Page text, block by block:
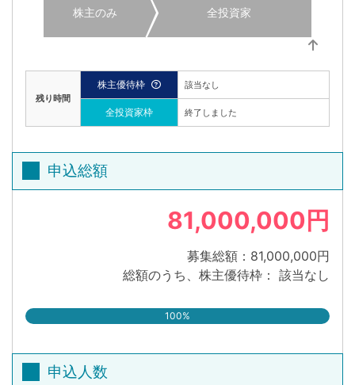
株主のみ 全投資家
残り時間
株主優待枠 該当なし
全投資家枠 終了しました
申込総額
81,000,000円
募集総額：81,000,000円
総額のうち、株主優待枠： 該当なし
100%
申込人数